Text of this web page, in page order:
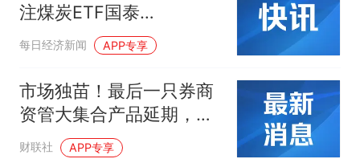
注煤炭ETF国泰
（515220） ，全市场唯
一聚焦煤炭板块的ETF工
具
每日经济新闻 APP专享
市场独苗！最后一只券商
资管大集合产品延期，相
关业务即将成为历史
财联社 APP专享